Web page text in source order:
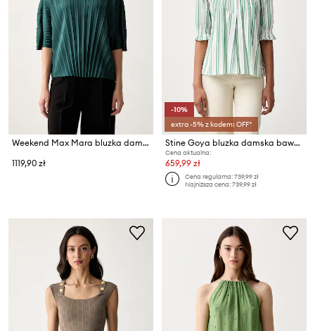
Weekend Max Mara bluzka damska WKDAUREO
1119,90 zł
-10%
extra -5% z kodem: OFF*
Stine Goya bluzka damska bawełniana
Cena aktualna:
659,99 zł
Cena regularna:739,99 zł
Najniższa cena:739,99 zł